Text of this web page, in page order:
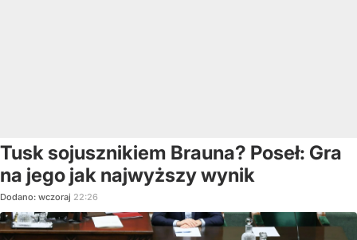
Tusk sojusznikiem Brauna? Poseł: Gra
na jego jak najwyższy wynik
Dodano: wczoraj 22:26